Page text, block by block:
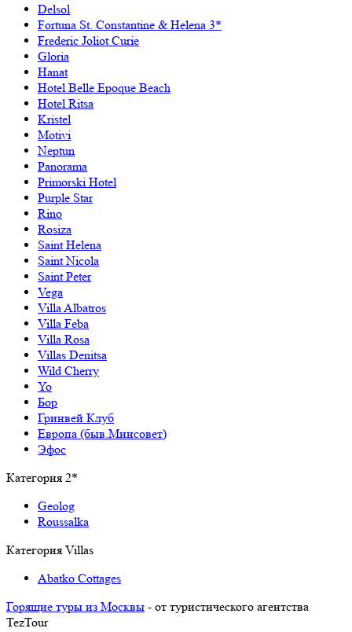
Delsol
Fortuna St. Constantine & Helena 3*
Frederic Joliot Curie
Gloria
Hanat
Hotel Belle Epoque Beach
Hotel Ritsa
Kristel
Motivi
Neptun
Panorama
Primorski Hotel
Purple Star
Rino
Rosiza
Saint Helena
Saint Nicola
Saint Peter
Vega
Villa Albatros
Villa Feba
Villa Rosa
Villas Denitsa
Wild Cherry
Yo
Бор
Гринвей Клуб
Европа (быв.Минсовет)
Эфос
Категория 2*
Geolog
Roussalka
Категория Villas
Abatko Cottages
Горящие туры из Москвы - от туристического агентства
TezTour